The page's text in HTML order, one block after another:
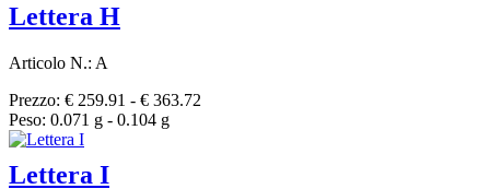
Lettera H
Articolo N.: A
Prezzo: € 259.91 - € 363.72
Peso: 0.071 g - 0.104 g
Lettera I